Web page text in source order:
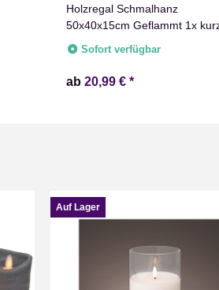
Holzregal Schmalhanz
50x40x15cm Geflammt 1x
Regal
Sofort verfügbar
ab 20,99 € *
Auf Lager